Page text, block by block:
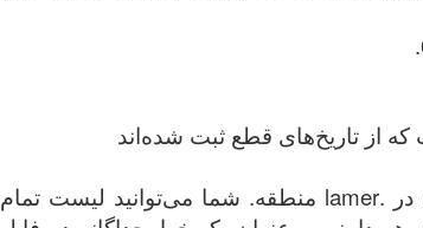
از تاریخ‌های قطع ثبت شده‌اند
این فایل شامل کامل‌ترین لیست تمام دامنه‌های ثبت‌شده در .lamer منطقه. شما می‌توانید لیست تمام